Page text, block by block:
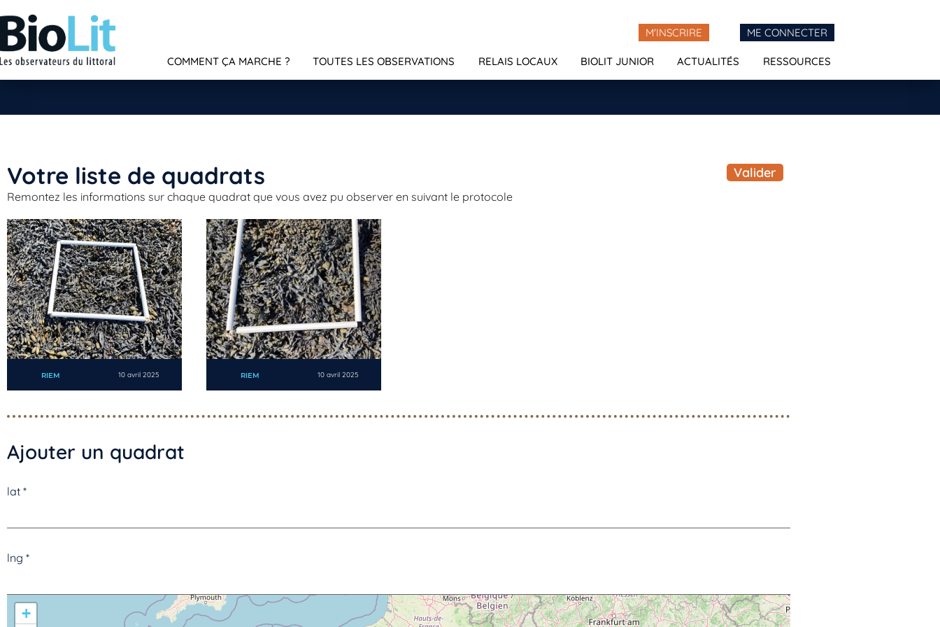
M'INSCRIRE ME CONNECTER
COMMENT ÇA MARCHE ? TOUTES LES OBSERVATIONS RELAIS LOCAUX BIOLIT JUNIOR ACTUALITÉS RESSOURCES
Votre liste de quadrats​ Valider
Remontez les informations sur chaque quadrat que vous avez pu observer en suivant le protocole
RIEM 10 avril 2025 RIEM 10 avril 2025
Ajouter un quadrat
lat *
lng *
+